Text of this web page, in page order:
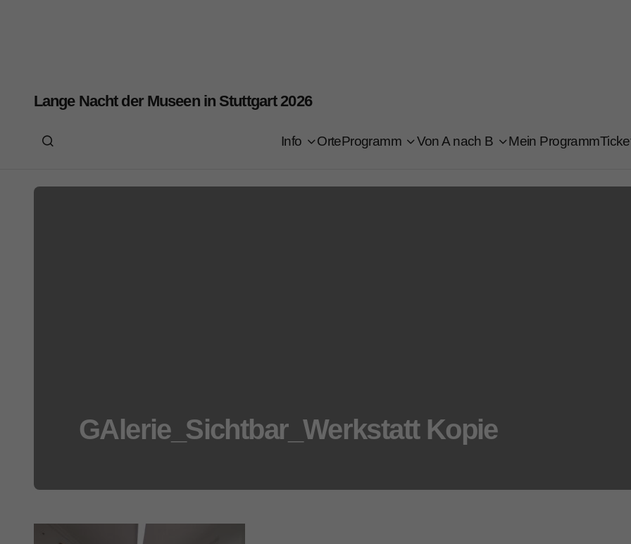
Lange Nacht der Museen in Stuttgart 2026
Info OrteProgramm Von A nach B Mein Programm
GAlerie_Sichtbar_Werkstatt Kopie